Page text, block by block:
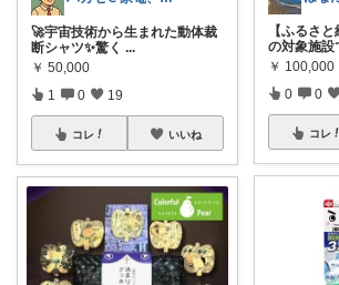
🚀宇宙技術から生まれた動体裁
断シャツ✨驚く ...
￥ 50,000
1 0 19
コレ いいね
【ふるさ
の対象施設
￥ 100,000
0 0
コレ